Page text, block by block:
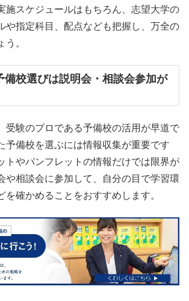
施スケジュールはもちろん、志望大学の
や指定科目、配点なども把握し、万全の
う。
備校選びは説明会・相談会参加が
受験のプロである予備校の活用が早道で
予備校を選ぶには情報収集が重要です
トやパンフレットの情報だけでは限界が
や相談会に参加して、自分の目で学習環
を確かめることをおすすめします。